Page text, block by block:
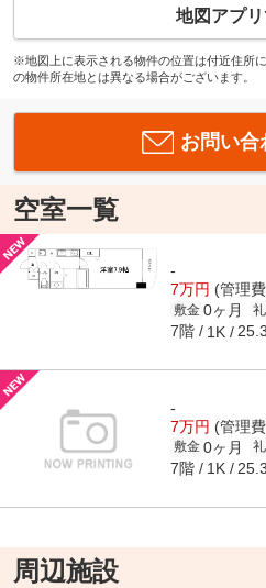
地図アプリ
※地図上に表示される物件の位置は付近住所
の物件所在地とは異なる場合がございます。
お問い合
空室一覧
-
7万円 (管理
敷金 0ヶ月
7階 1K
-
7万円 (管理
敷金 0ヶ月
7階 1K
周辺施設